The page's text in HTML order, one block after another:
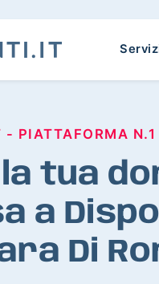
- PIATTAFORMA
tua
a
Di